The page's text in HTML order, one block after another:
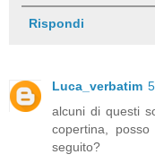
Rispondi
Luca_verbatim
alcuni di questi
copertina,
seguito?